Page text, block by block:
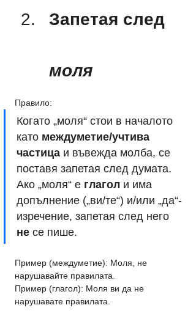
Запетая след
моля
Правило:
Когато „моля“ стои в началото
като междуметие/учтива
частица и въвежда молба, се
поставя запетая след думата.
Ако „моля“ е глагол и има
допълнение („ви/те“) и/или „да“-
изречение, запетая след него
не се пише.
Пример (междуметие): Моля, не
нарушавайте правилата.
Пример (глагол): Моля ви да не
нарушавате правилата.